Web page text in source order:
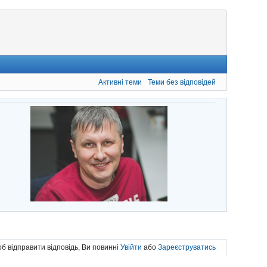
Активні теми Теми без відповідей
відправити відповідь, Ви повинні Увійти або Зареєструватись